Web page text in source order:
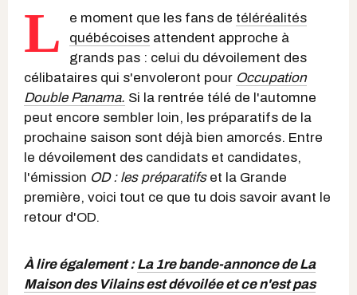
L e moment que les fans de téléréalités
québécoises attendent approche à
grands pas : celui du dévoilement des
célibataires qui s'envoleront pour Occupation
Double Panama. Si la rentrée télé de l'automne
peut encore sembler loin, les préparatifs de la
prochaine saison sont déjà bien amorcés. Entre
le dévoilement des candidats et candidates,
l'émission OD : les préparatifset la Grande
première, voici tout ce que tu dois savoir avant le
retour d'OD.
À lire également :La 1re bande-annonce de La
Maison des Vilains est dévoilée et ce n'est pas